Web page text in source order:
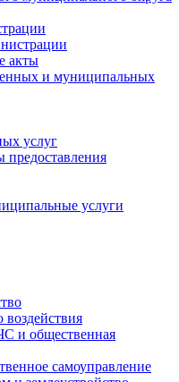
акты
и муниципальных
услуг
предоставления
услуги
и общественная
самоуправление